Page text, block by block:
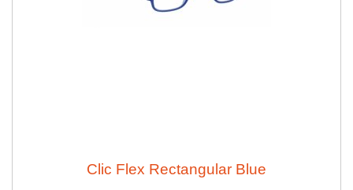
Clic Flex Rectangular Blue